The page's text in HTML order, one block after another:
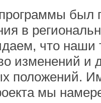
был
в
что наши
изменений и
положений.
мы